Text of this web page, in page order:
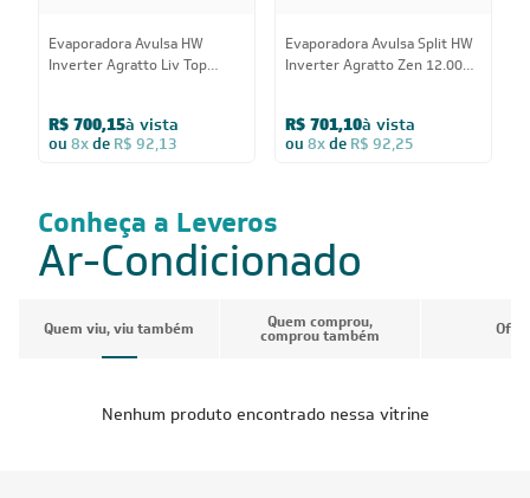
Evaporadora Avulsa HW
Inverter Agratto Liv Top
R$ 700,15à vista
ou 8xde R$ 92,13
Evaporadora Avulsa Split HW
Inverter Agratto Zen 12.000
R$ 701,10à vista
ou 8xde R$ 92,25
Conheça a Leveros
Ar-Condicionado
Quem viu, viu também Quem comprou,
comprou também
Nenhum produto encontrado nessa vitrine